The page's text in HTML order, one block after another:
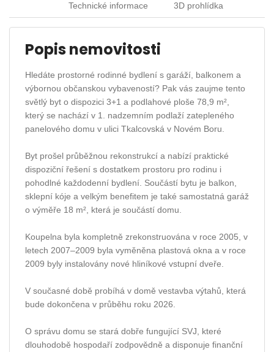
Technické informace 3D prohlídka
Popis nemovitosti
Hledáte prostorné rodinné bydlení s garáží, balkonem a
výbornou občanskou vybaveností? Pak vás zaujme tento
světlý byt o dispozici 3+1 a podlahové ploše 78,9 m²,
který se nachází v 1. nadzemním podlaží zatepleného
panelového domu v ulici Tkalcovská v Novém Boru.
Byt prošel průběžnou rekonstrukcí a nabízí praktické
dispoziční řešení s dostatkem prostoru pro rodinu i
pohodlné každodenní bydlení. Součástí bytu je balkon,
sklepní kóje a velkým benefitem je také samostatná garáž
o výměře 18 m², která je součástí domu.
Koupelna byla kompletně zrekonstruována v roce 2005, v
letech 2007–2009 byla vyměněna plastová okna a v roce
2009 byly instalovány nové hliníkové vstupní dveře.
V současné době probíhá v domě vestavba výtahů, která
bude dokončena v průběhu roku 2026.
O správu domu se stará dobře fungující SVJ, které
dlouhodobě hospodaří zodpovědně a disponuje finanční